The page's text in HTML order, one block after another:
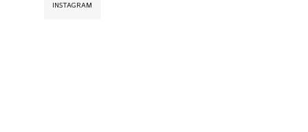
INSTAGRAM